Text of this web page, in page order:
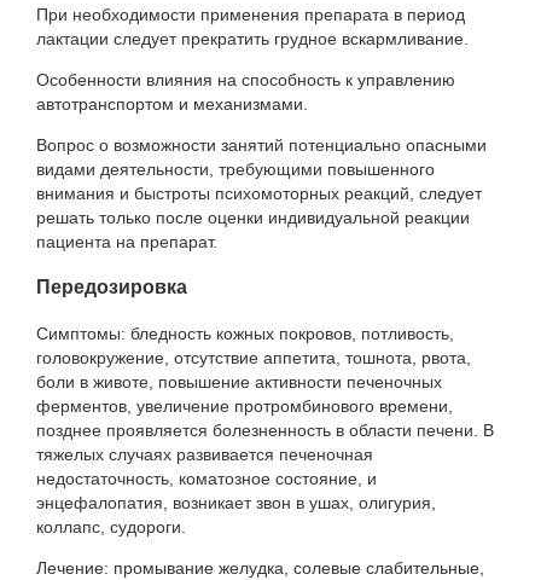
При необходимости применения препарата в период
лактации следует прекратить грудное вскармливание.
Особенности влияния на способность к управлению
автотранспортом и механизмами.
Вопрос о возможности занятий потенциально опасными
видами деятельности, требующими повышенного
внимания и быстроты психомоторных реакций, следует
решать только после оценки индивидуальной реакции
пациента на препарат.
Передозировка
Симптомы: бледность кожных покровов, потливость,
головокружение, отсутствие аппетита, тошнота, рвота,
боли в животе, повышение активности печеночных
ферментов, увеличение протромбинового времени,
позднее проявляется болезненность в области печени. В
тяжелых случаях развивается печеночная
недостаточность, коматозное состояние, и
энцефалопатия, возникает звон в ушах, олигурия,
коллапс, судороги.
Лечение: промывание желудка, солевые слабительные,